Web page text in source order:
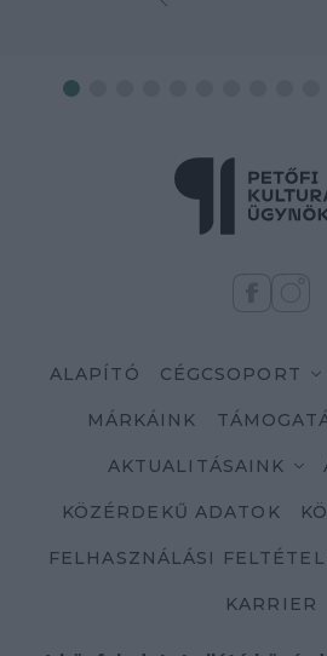
ALAPÍTÓ CÉGCSOPORT
MÁRKÁINK
AKTUALITÁSAINK
KÖZÉRDEKŰ ADATOK
FELHASZNÁLÁSI
KARRIER